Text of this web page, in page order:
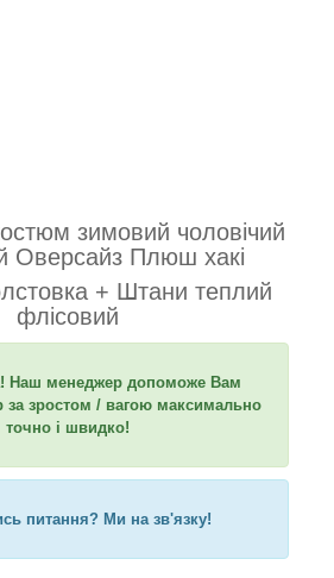
зимовий чоловічий
Оверсайз Плюш хакі
+ Штани теплий
флісовий
Наш менеджер допоможе Вам
за зростом / вагою максимально
точно і швидко!
питання? Ми на зв'язку!